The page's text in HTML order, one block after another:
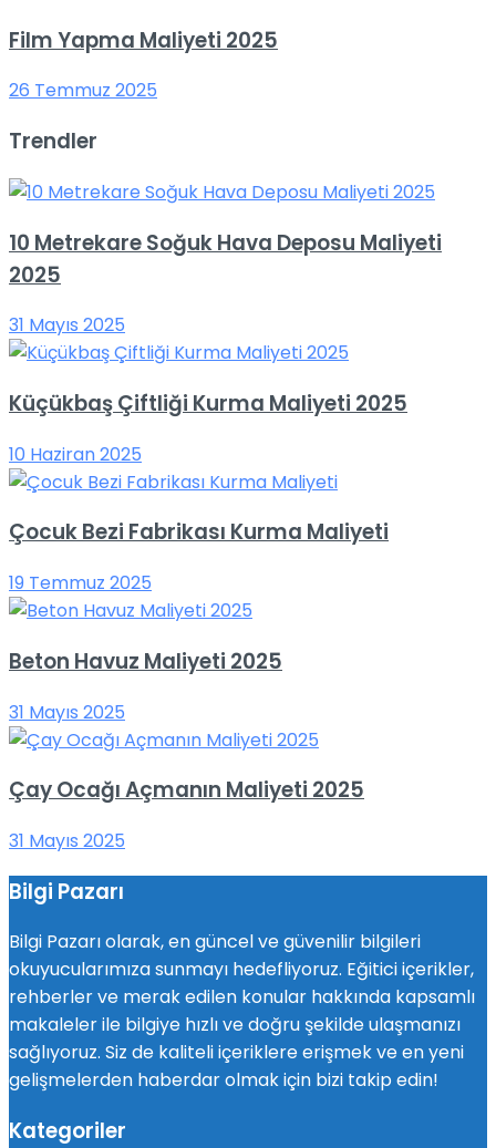
Film Yapma Maliyeti 2025
26 Temmuz 2025
Trendler
10 Metrekare Soğuk Hava Deposu Maliyeti
2025
31 Mayıs 2025
Küçükbaş Çiftliği Kurma Maliyeti 2025
10 Haziran 2025
Çocuk Bezi Fabrikası Kurma Maliyeti
19 Temmuz 2025
Beton Havuz Maliyeti 2025
31 Mayıs 2025
Çay Ocağı Açmanın Maliyeti 2025
31 Mayıs 2025
Bilgi Pazarı
Bilgi Pazarı olarak, en güncel ve güvenilir bilgileri
okuyucularımıza sunmayı hedefliyoruz. Eğitici içerikler,
rehberler ve merak edilen konular hakkında kapsamlı
makaleler ile bilgiye hızlı ve doğru şekilde ulaşmanızı
sağlıyoruz. Siz de kaliteli içeriklere erişmek ve en yeni
gelişmelerden haberdar olmak için bizi takip edin!
Kategoriler